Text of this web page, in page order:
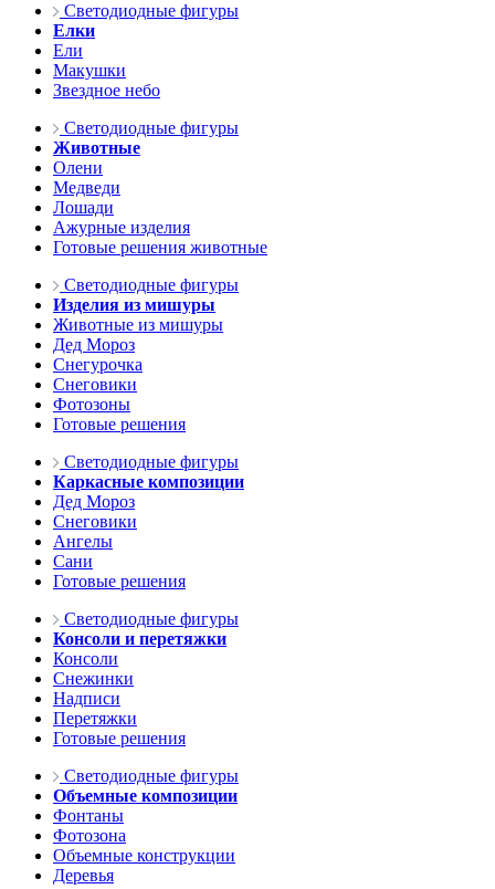
Светодиодные фигуры
Елки
Ели
Макушки
Звездное небо
Светодиодные фигуры
Животные
Олени
Медведи
Лошади
Ажурные изделия
Готовые решения животные
Светодиодные фигуры
Изделия из мишуры
Животные из мишуры
Дед Мороз
Снегурочка
Снеговики
Фотозоны
Готовые решения
Светодиодные фигуры
Каркасные композиции
Дед Мороз
Снеговики
Ангелы
Сани
Готовые решения
Светодиодные фигуры
Консоли и перетяжки
Консоли
Снежинки
Надписи
Перетяжки
Готовые решения
Светодиодные фигуры
Объемные композиции
Фонтаны
Фотозона
Объемные конструкции
Деревья